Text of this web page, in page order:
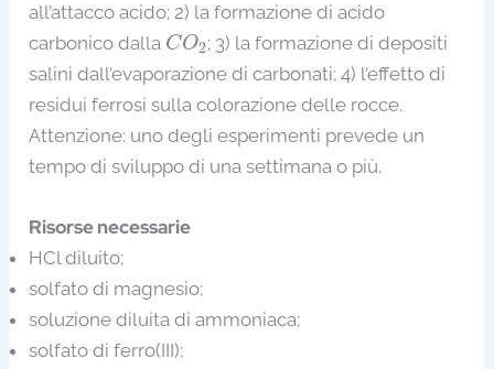
all’attacco acido; 2) la formazione di acido
carbonico dalla CO2
CO2; 3) la formazione di depositi
salini dall’evaporazione di carbonati; 4) l’effetto di
residui ferrosi sulla colorazione delle rocce.
Attenzione: uno degli esperimenti prevede un
tempo di sviluppo di una settimana o più.
Risorse necessarie
HCl diluito;
solfato di magnesio;
soluzione diluita di ammoniaca;
solfato di ferro(III);